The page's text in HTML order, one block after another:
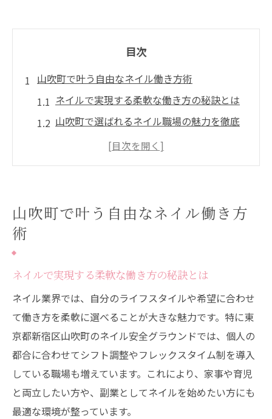
目次
山吹町で叶う自由なネイル働き方術
ネイルで実現する柔軟な働き方の秘訣とは
山吹町で選ばれるネイル職場の魅力を徹底
け方
ネイルを活かして自分らしく働く方法を紹
介
個性を活かせるネイル業界の新しい働き方
とは
ネイル技術を磨くための職場選びの視点
自己表現できるネイルサロン職の魅力
ネイルでキャリアアップを目指す実践法
山吹町で叶う自由なネイル働き方
術
ネイルで実現する柔軟な働き方の秘訣とは
ネイル業界では、自分のライフスタイルや希望に合わせ
て働き方を柔軟に選べることが大きな魅力です。特に東
京都新宿区山吹町のネイル安全グラウンドでは、個人の
都合に合わせてシフト調整やフレックスタイム制を導入
している職場も増えています。これにより、家事や育児
と両立したい方や、副業としてネイルを始めたい方にも
最適な環境が整っています。